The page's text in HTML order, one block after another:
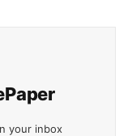
your inbox